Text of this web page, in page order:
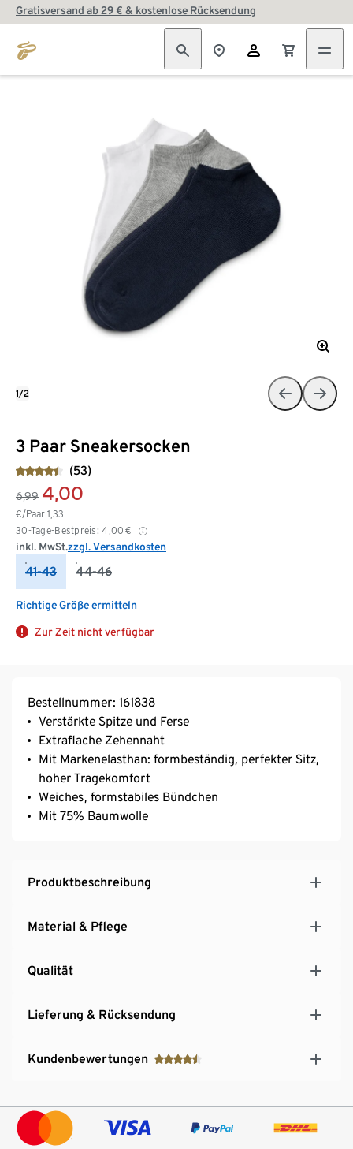
Gratisversand ab 29 € & kostenlose Rücksendung
3 Paar Sneakersocken
(53)
6,99 4,00
€/Paar 1,33
30-Tage-Bestpreis: 4,00 €
inkl. MwSt.zzgl. Versandkosten
41-43 44-46
Richtige Größe ermitteln
Zur Zeit nicht verfügbar
1/2
Bestellnummer: 161838
Verstärkte Spitze und Ferse
Extraflache Zehennaht
Mit Markenelasthan: formbeständig, perfekter Sitz,
hoher Tragekomfort
Weiches, formstabiles Bündchen
Mit 75% Baumwolle
Produktbeschreibung
Material & Pflege
Qualität
Lieferung & Rücksendung
Kundenbewertungen